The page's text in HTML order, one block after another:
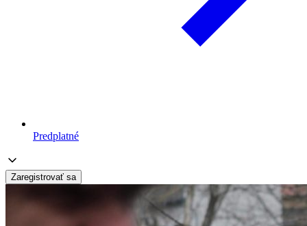
Predplatné
Zaregistrovať sa